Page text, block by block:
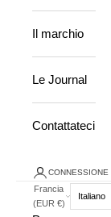
Il marchio
Le Journal
Contattateci
CONNESSIONE
Francia
(EUR €)
Italiano